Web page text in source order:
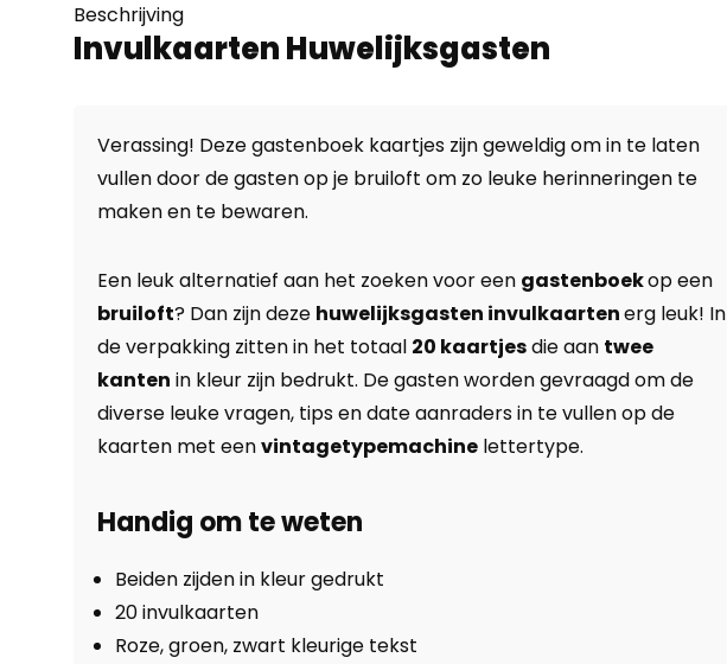
Beschrijving
Invulkaarten Huwelijksgasten
Verassing! Deze gastenboek kaartjes zijn geweldig om in te laten
vullen door de gasten op je bruiloft om zo leuke herinneringen te
maken en te bewaren.
Een leuk alternatief aan het zoeken voor een gastenboekop een
bruiloft? Dan zijn deze huwelijksgasten invulkaartenerg leuk! In
de verpakking zitten in het totaal 20 kaartjesdie aan twee
kanten in kleur zijn bedrukt. De gasten worden gevraagd om de
diverse leuke vragen, tips en date aanraders in te vullen op de
kaarten met eenvintagetypemachine lettertype.
Handig om te weten
Beiden zijden in kleur gedrukt
20 invulkaarten
Roze, groen, zwart kleurige tekst